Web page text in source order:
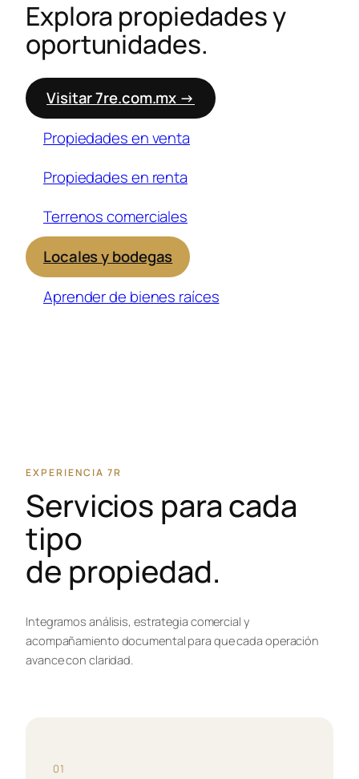
Explora propiedades y
oportunidades.
Visitar 7re.com.mx →
Propiedades en venta
Propiedades en renta
Terrenos comerciales
Locales y bodegas
Aprender de bienes raíces
EXPERIENCIA 7R
Servicios para cada
tipo
de propiedad.
Integramos análisis, estrategia comercial y
acompañamiento documental para que cada operación
avance con claridad.
01